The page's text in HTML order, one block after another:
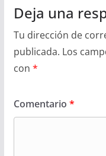
Deja una
Tu dirección de
publicada. Los
con *
Comentario *